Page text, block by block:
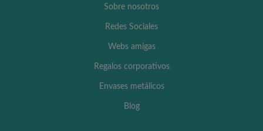
Sobre nosotros
Redes Sociales
Webs amigas
Regalos corporativos
Envases metálicos
Blog